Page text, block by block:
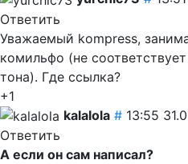
Ответить
Уважаемый kompress,
комильфо (не
тона). Где ссылка?
+1
kalalola # 13:55
Ответить
А если он сам написал?